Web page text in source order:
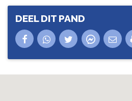
DEEL DIT PAND